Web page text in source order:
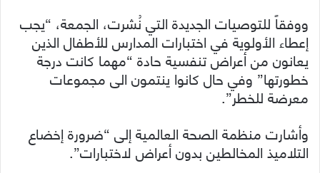
ووفقاً للتوصيات الجديدة التي نُشرت، الجمعة، “يجب
إعطاء الأولوية في اختبارات المدارس للأطفال الذين
يعانون من أعراض تنفسية حادة “مهما كانت درجة
خطورتها” وفي حال كانوا ينتمون الى مجموعات
معرضة للخطر”.
وأشارت منظمة الصحة العالمية إلى “ضرورة إخضاع
التلاميذ المخالطين بدون أعراض لاختبارات”.